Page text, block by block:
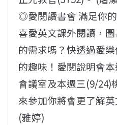
◎愛閱讀書會 滿足你
喜愛英文課外閱讀，
的需求嗎？快透過愛
的趣味！愛閱說明會
會議室及本週三(9/24)
來參加你將會更了解
(雅婷)